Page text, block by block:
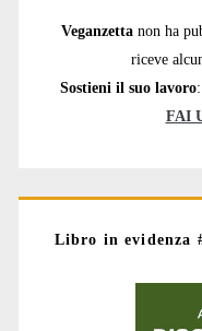
Veganzetta non ha
riceve
Sostieni il suo lavoro
FAI
Libro in evidenza